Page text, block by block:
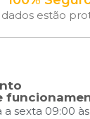
dados estão
sexta 09:00